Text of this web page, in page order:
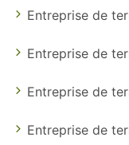
Entreprise de
Entreprise de
Entreprise de
Entreprise de